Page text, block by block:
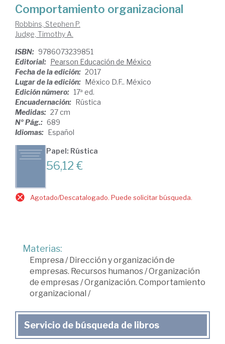
Comportamiento organizacional
Robbins, Stephen P.
Judge, Timothy A.
ISBN: 9786073239851
Editorial: Pearson Educación de México
Fecha de la edición: 2017
Lugar de la edición: México D.F.. México
Edición número: 17ª ed.
Encuadernación: Rústica
Medidas: 27 cm
Nº Pág.: 689
Idiomas: Español
Papel: Rústica
56,12 €
Agotado/Descatalogado. Puede solicitar búsqueda.
Materias:
Empresa / Dirección y organización de
empresas. Recursos humanos/Organización
de empresas/Organización. Comportamiento
organizacional /
Servicio de búsqueda de libros